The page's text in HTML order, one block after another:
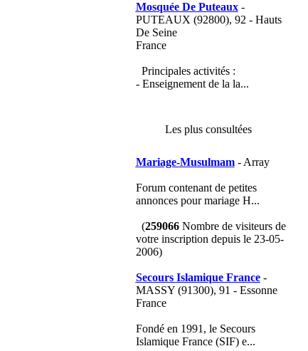
Mosquée De Puteaux-
PUTEAUX (92800), 92 - Hauts
De Seine
France
Principales activités :
- Enseignement de la la...
Les plus consultées
Mariage-Musulmam- Array
Forum contenant de petites
annonces pour mariage H...
(259066Nombre de visiteurs de
votre inscription depuis le 23-05-
2006)
Secours Islamique France-
MASSY (91300), 91 - Essonne
France
Fondé en 1991, le Secours
Islamique France (SIF) e...